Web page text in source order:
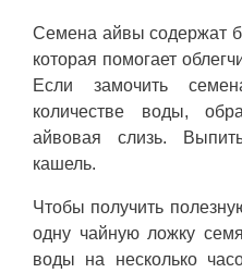
Семена айвы содержат
которая помогает
Если замочить
количестве воды,
айвовая слизь.
кашель.
Чтобы получить
одну чайную ложку
воды на несколько